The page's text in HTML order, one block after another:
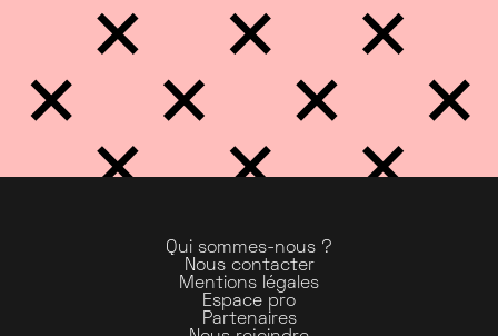
Qui sommes-nous ?
Nous contacter
Mentions légales
Espace pro
Partenaires